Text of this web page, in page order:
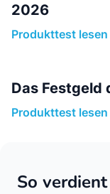
2026
Produkttest lesen
Das Festgeld
Produkttest lesen
So